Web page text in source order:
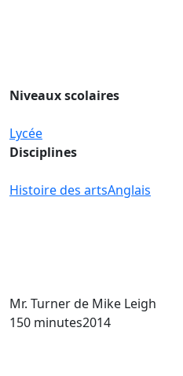
Niveaux scolaires
Lycée
Disciplines
Histoire des artsAnglais
Mr. Turnerde Mike Leigh
150 minutes2014